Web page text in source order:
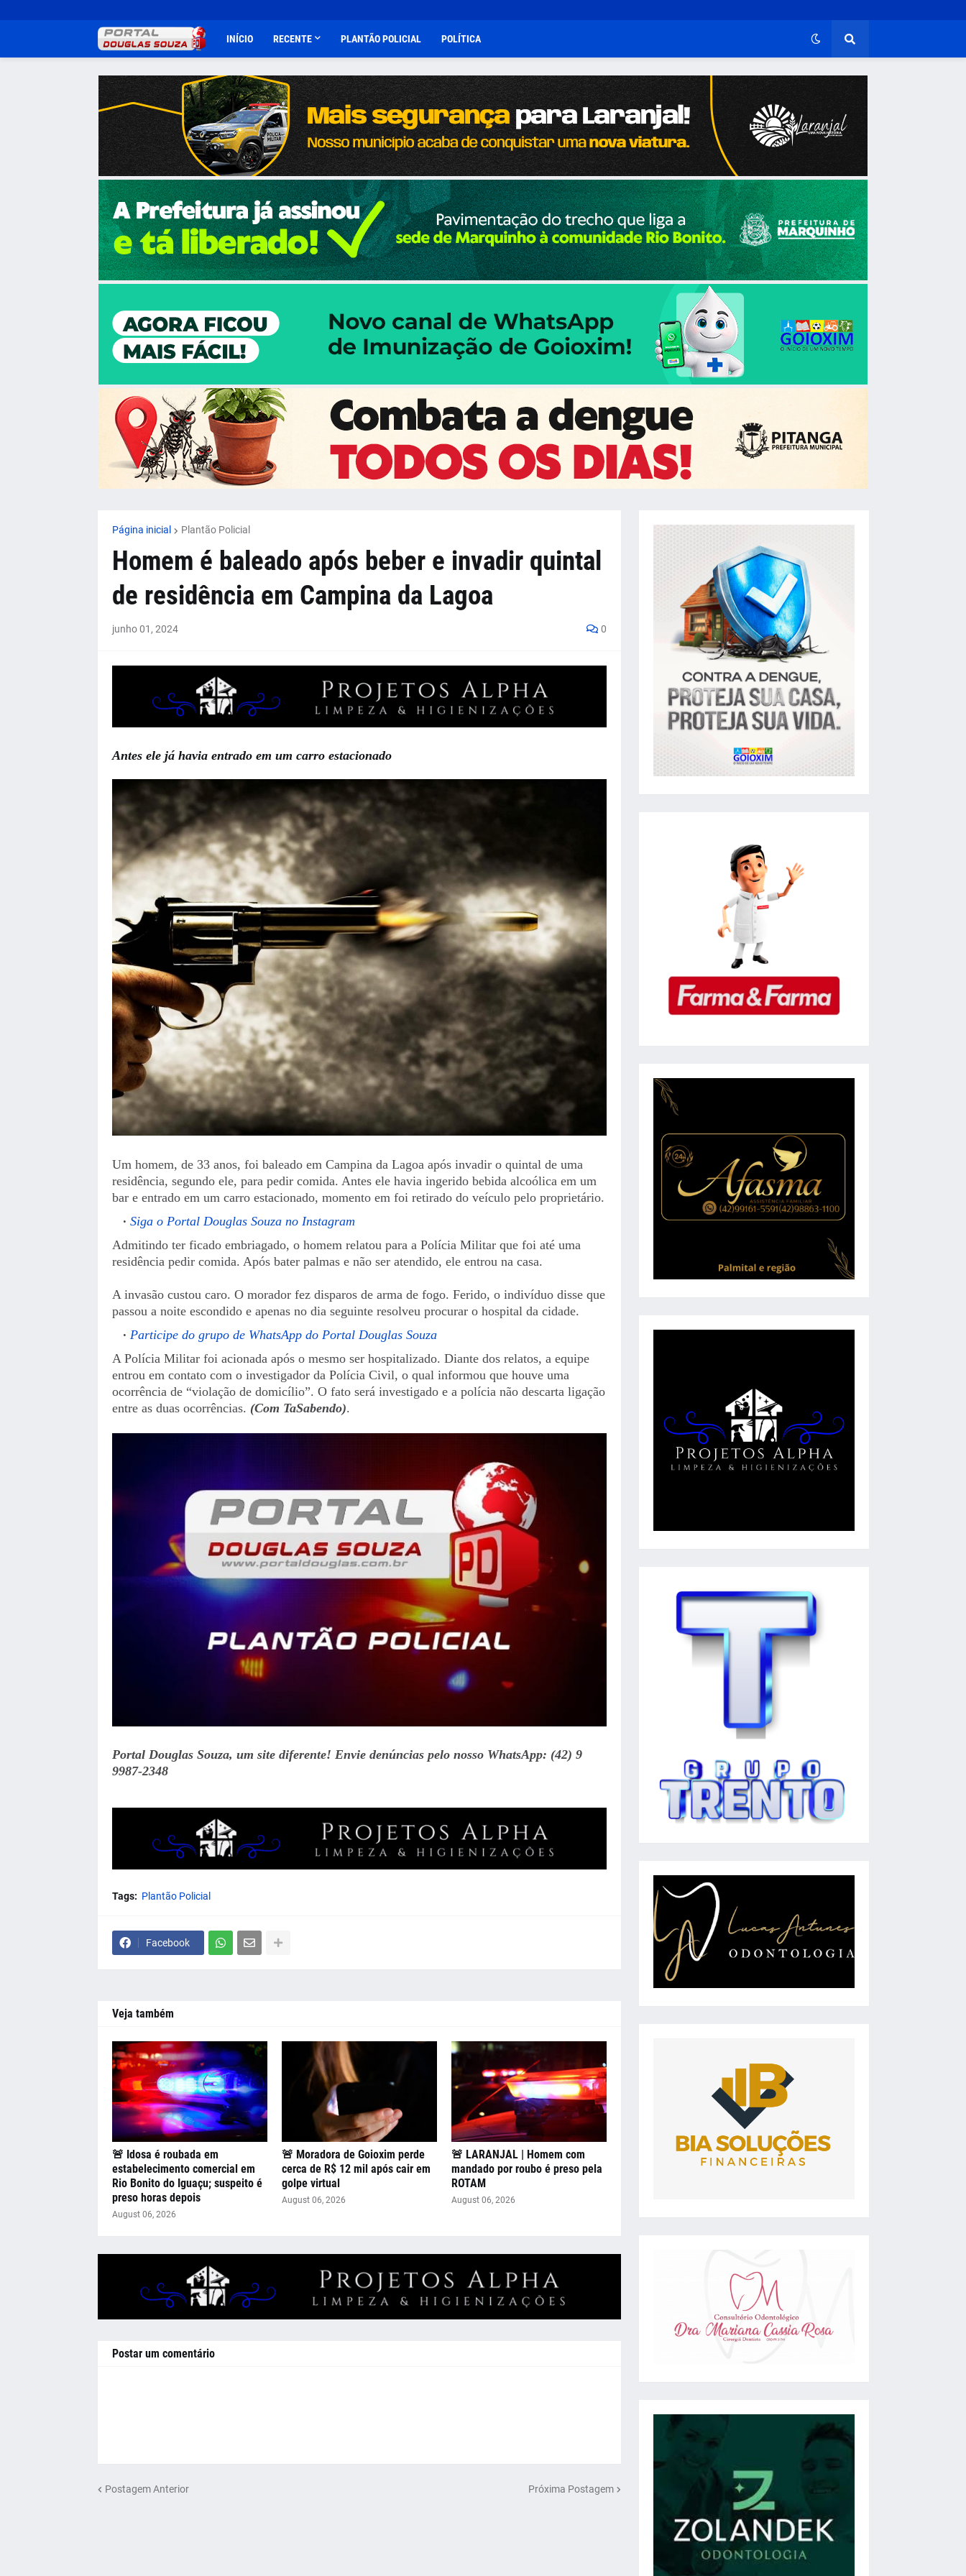
INÍCIO RECENTE PLANTÃO POLICIAL POLÍTICA
Página inicial Plantão Policial
Homem é baleado após beber e invadir quintal
de residência em Campina da Lagoa
junho 01, 2024 0
Antes ele já havia entrado em um carro estacionado
Um homem, de 33 anos, foi baleado em Campina da Lagoa após invadir o quintal de uma
residência, segundo ele, para pedir comida. Antes ele havia ingerido bebida alcoólica em um
bar e entrado em um carro estacionado, momento em foi retirado do veículo pelo proprietário.
Siga o Portal Douglas Souza no Instagram
Admitindo ter ficado embriagado, o homem relatou para a Polícia Militar que foi até uma
residência pedir comida. Após bater palmas e não ser atendido, ele entrou na casa.
A invasão custou caro. O morador fez disparos de arma de fogo. Ferido, o indivíduo disse que
passou a noite escondido e apenas no dia seguinte resolveu procurar o hospital da cidade.
Participe do grupo de WhatsApp do Portal Douglas Souza
A Polícia Militar foi acionada após o mesmo ser hospitalizado. Diante dos relatos, a equipe
entrou em contato com o investigador da Polícia Civil, o qual informou que houve uma
ocorrência de “violação de domicílio”. O fato será investigado e a polícia não descarta ligação
entre as duas ocorrências. (Com TaSabendo).
Portal Douglas Souza, um site diferente! Envie denúncias pelo nosso WhatsApp: (42) 9
9987-2348
Tags: Plantão Policial
Facebook
Veja também
🚨 Idosa é roubada em
estabelecimento comercial em
Rio Bonito do Iguaçu; suspeito é
preso horas depois
August 06, 2026
🚨 Moradora de Goioxim perde
cerca de R$ 12 mil após cair em
golpe virtual
August 06, 2026
🚨 LARANJAL | Homem com
mandado por roubo é preso pela
ROTAM
August 06, 2026
Postar um comentário
Postagem Anterior Próxima Postagem